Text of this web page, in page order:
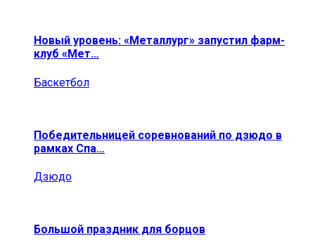
Новый уровень: «Металлург» запустил фарм-
клуб «Мет…
Баскетбол
Победительницей соревнований по дзюдо в
рамках Спа…
Дзюдо
Большой праздник для борцов